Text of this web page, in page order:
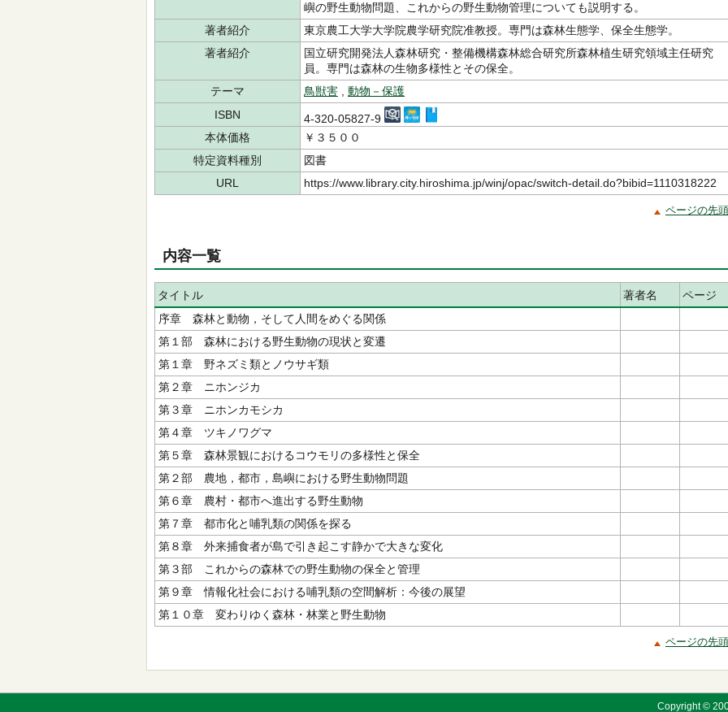
嶼の野生動物問題、これからの野生動物管理についても説明する。
著者紹介
東京農工大学大学院農学研究院准教授。専門は森林生態学、保全生態学。
著者紹介
国立研究開発法人森林研究・整備機構森林総合研究所森林植生研究領域主任研究
員。専門は森林の生物多様性とその保全。
テーマ
鳥獣害
動物－保護
ISBN
4-320-05827-9
本体価格
￥３５００
特定資料種別
図書
URL
https://www.library.city.hiroshima.jp/winj/opac/switch-detail.do?bibid=1110318222
ページの先
内容一覧
タイトル 著者名
ページ
序章 森林と動物，そして人間をめぐる関係
第１部 森林における野生動物の現状と変遷
第１章 野ネズミ類とノウサギ類
第２章 ニホンジカ
第３章 ニホンカモシカ
第４章 ツキノワグマ
第５章 森林景観におけるコウモリの多様性と保全
第２部 農地，都市，島嶼における野生動物問題
第６章 農村・都市へ進出する野生動物
第７章 都市化と哺乳類の関係を探る
第８章 外来捕食者が島で引き起こす静かで大きな変化
第３部 これからの森林での野生動物の保全と管理
第９章 情報化社会における哺乳類の空間解析：今後の展望
第１０章 変わりゆく森林・林業と野生動物
ページの先
Copyright ©